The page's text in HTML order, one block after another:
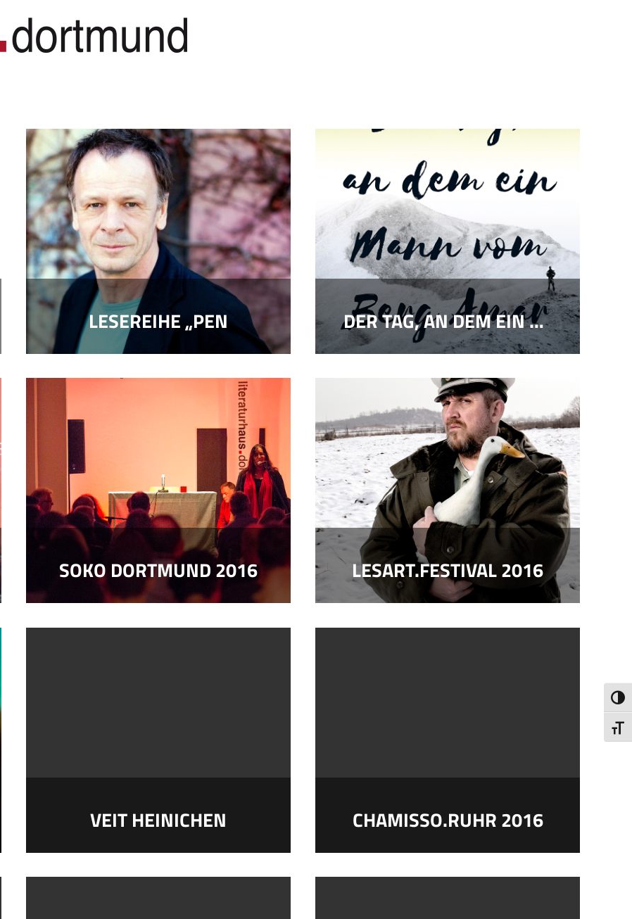
LESEREIHE „PEN DER TAG, AN DEM EIN MANN VOM BERG AMAR KAM
SOKO DORTMUND 2016 LESART.FESTIVAL 2016
VEIT HEINICHEN CHAMISSO.RUHR 2016